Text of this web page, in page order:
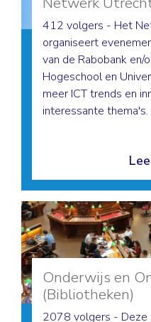
412 volgers - Het
organiseert
van de Rabobank en/
Hogeschool en
meer ICT trends en
interessante thema's.
Onderwijs en
(Bibliotheken)
2078 volgers - Deze